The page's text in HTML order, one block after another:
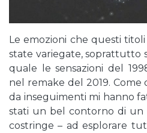
Le emozioni che questi
state variegate, soprattutto
quale le sensazioni del
nel remake del 2019. Come
da inseguimenti mi hanno
stati un bel contorno di un
costringe – ad esplorare